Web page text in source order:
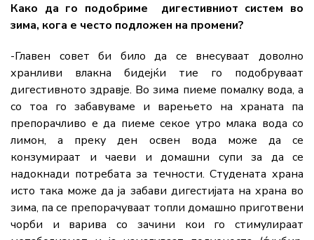
Како да го подобриме дигестивниот систем во
зима, кога е често подложен на промени?
-Главен совет би било да се внесуваат доволно
хранливи влакна бидејќи тие го подобруваат
дигестивното здравје. Во зима пиеме помалку вода, а
со тоа го забавуваме и варењето на храната па
препорачливо е да пиеме секое утро млака вода со
лимон, а преку ден освен вода може да се
конзумираат и чаеви и домашни супи за да се
надокнади потребата за течности. Студената храна
исто така може да ја забави дигестијата на храна во
зима, па се препорачуваат топли домашно приготвени
чорби и варива со зачини кои го стимулираат